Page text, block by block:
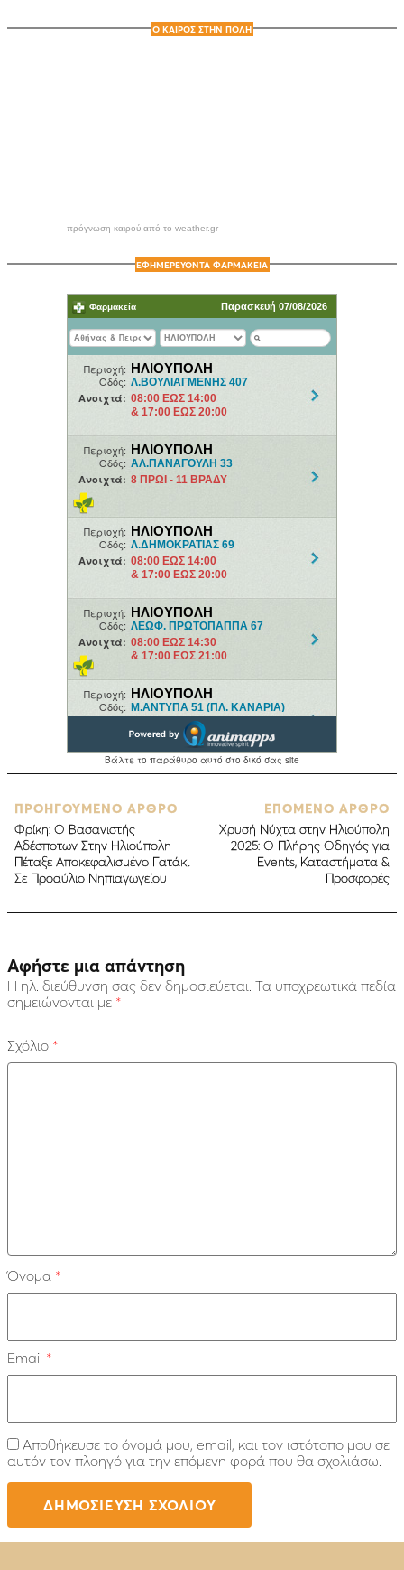
Ο ΚΑΙΡΟΣ ΣΤΗΝ ΠΟΛΗ
πρόγνωση καιρού από το weather.gr
ΕΦΗΜΕΡΕΥΟΝΤΑ ΦΑΡΜΑΚΕΙΑ
ΠΡΟΗΓΟΥΜΕΝΟ ΑΡΘΡΟ
Φρίκη: Ο Βασανιστής
Αδέσποτων Στην Ηλιούπολη
Πέταξε Αποκεφαλισμένo Γατάκι
Σε Προαύλιο Νηπιαγωγείου
ΕΠΟΜΕΝΟ ΑΡΘΡΟ
Χρυσή Νύχτα στην Ηλιούπολη
2025: Ο Πλήρης Οδηγός για
Events, Καταστήματα &
Προσφορές
Αφήστε μια απάντηση
Η ηλ. διεύθυνση σας δεν δημοσιεύεται. Τα υποχρεωτικά πεδία
σημειώνονται με *
Σχόλιο *
Όνομα *
Email *
Αποθήκευσε το όνομά μου, email, και τον ιστότοπο μου σε
αυτόν τον πλοηγό για την επόμενη φορά που θα σχολιάσω.